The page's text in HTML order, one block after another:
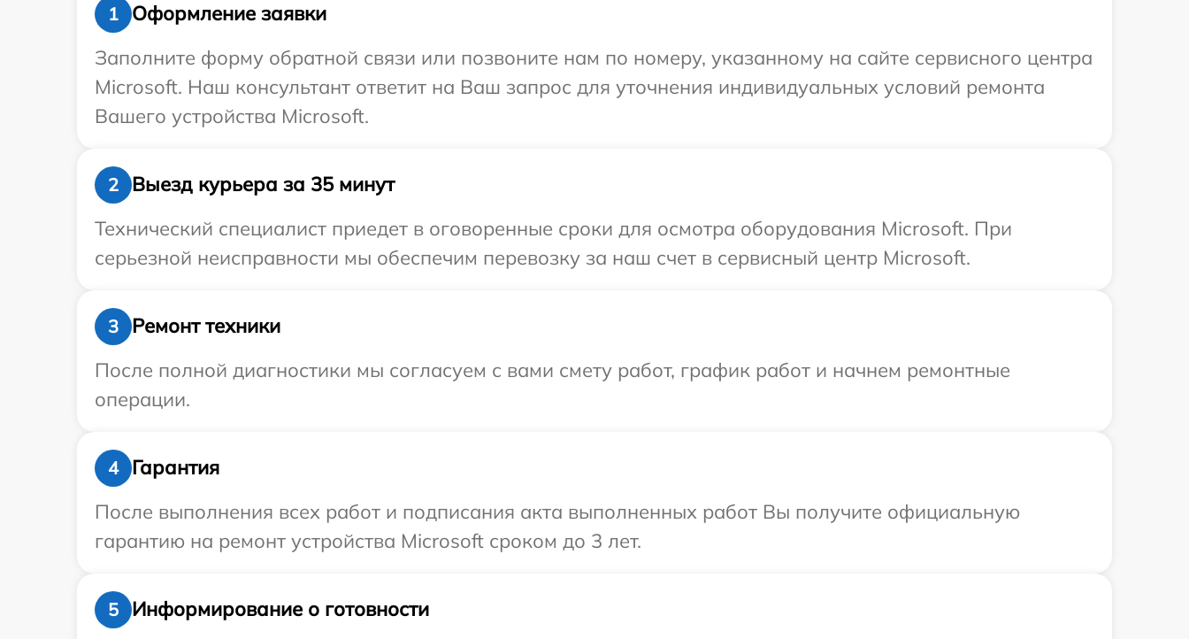
1
Оформление заявки
Заполните форму обратной связи или позвоните нам по номеру, указанному на сайте сервисного центра
Microsoft. Наш консультант ответит на Ваш запрос для уточнения индивидуальных условий ремонта
Вашего устройства Microsoft.
2
Выезд курьера за 35 минут
Технический специалист приедет в оговоренные сроки для осмотра оборудования Microsoft. При
серьезной неисправности мы обеспечим перевозку за наш счет в сервисный центр Microsoft.
3
Ремонт техники
После полной диагностики мы согласуем с вами смету работ, график работ и начнем ремонтные
операции.
4
Гарантия
После выполнения всех работ и подписания акта выполненных работ Вы получите официальную
гарантию на ремонт устройства Microsoft сроком до 3 лет.
5
Информирование о готовности